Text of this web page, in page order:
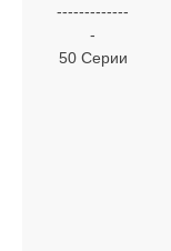
-------------
-
50 Серии